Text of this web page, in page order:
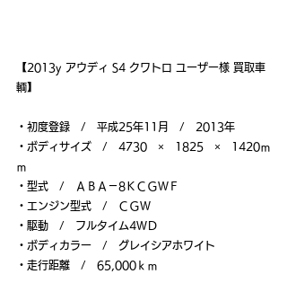
【2013y アウディ S4 クワトロ ユーザー様 買取車
輌】
・初度登録　/　平成25年11月　/　2013年
・ボディサイズ　/　4730　×　1825　×　1420ｍ
ｍ
・型式　/　ＡＢＡ－8ＫＣＧＷＦ
・エンジン型式　/　ＣＧＷ
・駆動　/　フルタイム4ＷＤ
・ボディカラー　/　グレイシアホワイト
・走行距離　/　65,000ｋｍ